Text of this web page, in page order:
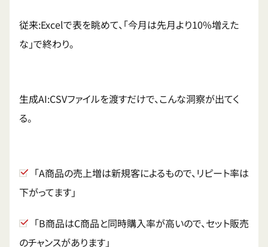
従来:Excelで表を眺めて、「今月は先月より10%増えた
な」で終わり。
生成AI:CSVファイルを渡すだけで、こんな洞察が出てく
る。
「A商品の売上増は新規客によるもので、リピート率は
下がってます」
「B商品はC商品と同時購入率が高いので、セット販売
のチャンスがあります」